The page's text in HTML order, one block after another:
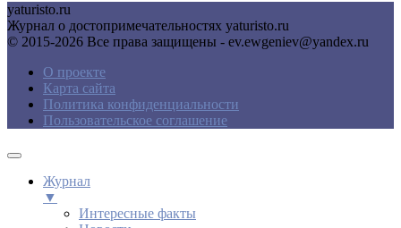
yaturisto.ru
Журнал о достопримечательностях yaturisto.ru
© 2015-2026 Все права защищены - ev.ewgeniev@yandex.ru
О проекте
Карта сайта
Политика конфиденциальности
Пользовательское соглашение
Журнал
▼
Интересные факты